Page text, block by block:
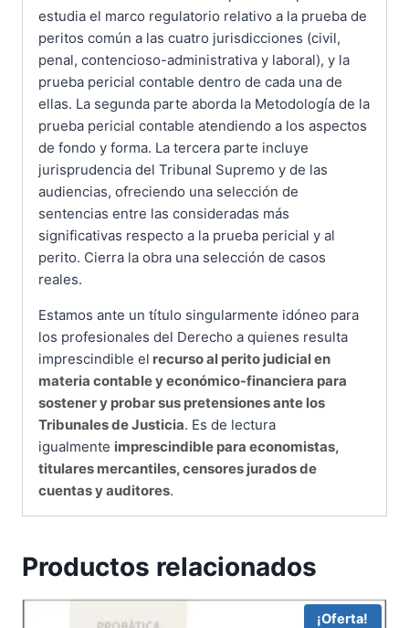
estudia el marco regulatorio relativo a la prueba de
peritos común a las cuatro jurisdicciones (civil,
penal, contencioso-administrativa y laboral), y la
prueba pericial contable dentro de cada una de
ellas. La segunda parte aborda la Metodología de la
prueba pericial contable atendiendo a los aspectos
de fondo y forma. La tercera parte incluye
jurisprudencia del Tribunal Supremo y de las
audiencias, ofreciendo una selección de
sentencias entre las consideradas más
significativas respecto a la prueba pericial y al
perito. Cierra la obra una selección de casos
reales.
Estamos ante un título singularmente idóneo para
los profesionales del Derecho a quienes resulta
imprescindible el recurso al perito judicial en
materia contable y económico-financiera para
sostener y probar sus preten­siones ante los
Tribunales de Justicia. Es de lectura
igualmente imprescindible para economistas,
titulares mercantiles, censores jurados de
cuentas y auditores.
Productos relacionados
¡Oferta!